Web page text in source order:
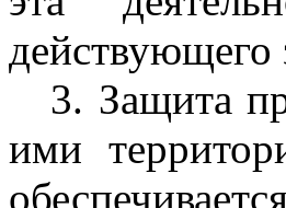
действующего
3. Защита
ими